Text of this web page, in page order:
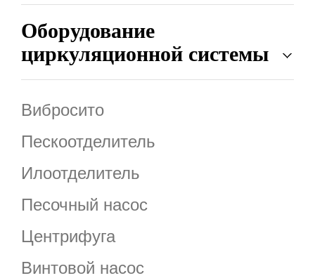
Оборудование
циркуляционной системы
Вибросито
Пескоотделитель
Илоотделитель
Песочный насос
Центрифуга
Винтовой насос